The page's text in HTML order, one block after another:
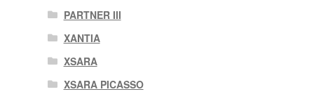
PARTNER III
XANTIA
XSARA
XSARA PICASSO